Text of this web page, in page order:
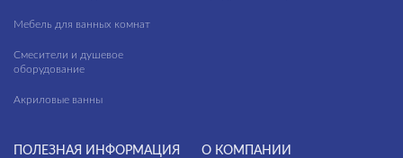
Мебель для ванных комнат
Смесители и душевое
оборудование
Акриловые ванны
ПОЛЕЗНАЯ ИНФОРМАЦИЯ О КОМПАНИИ